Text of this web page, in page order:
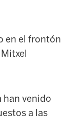
en el frontón
han venido
a las